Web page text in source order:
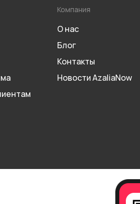
Компания
О нас
Блог
Контакты
Новости AzaliaNow